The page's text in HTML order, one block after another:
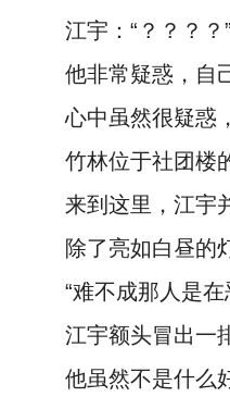
江宇：“？？？？”
他非常疑惑，自
心中虽然很疑惑
竹林位于社团楼
来到这里，江宇
除了亮如白昼的
“难不成那人是在
江宇额头冒出一
他虽然不是什么